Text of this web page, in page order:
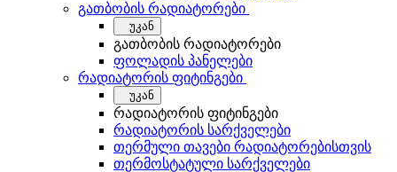
გათბობის რადიატორები
უკან
გათბობის რადიატორები
ფოლადის პანელები
რადიატორის ფიტინგები
უკან
რადიატორის ფიტინგები
რადიატორის სარქველები
თერმული თავები რადიატორებისთვის
თერმოსტატული სარქველები